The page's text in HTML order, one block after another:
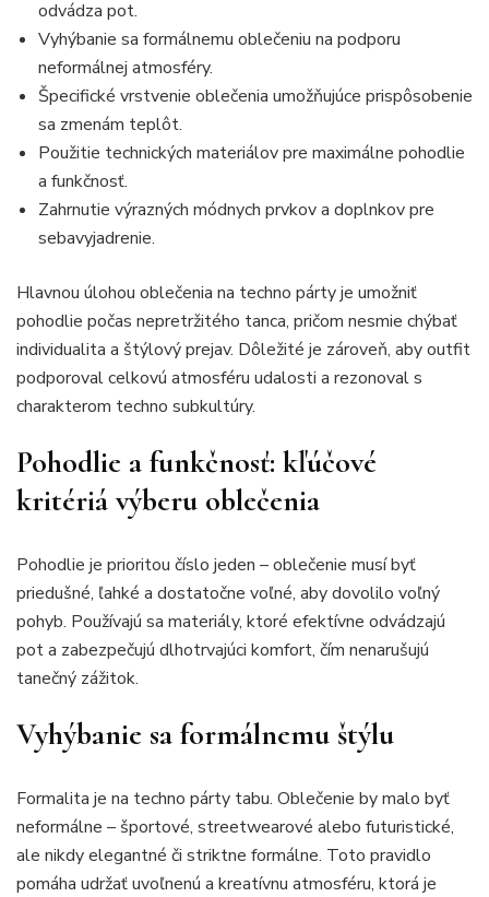
odvádza pot.
Vyhýbanie sa formálnemu oblečeniu na podporu
neformálnej atmosféry.
Špecifické vrstvenie oblečenia umožňujúce prispôsobenie
sa zmenám teplôt.
Použitie technických materiálov pre maximálne pohodlie
a funkčnosť.
Zahrnutie výrazných módnych prvkov a doplnkov pre
sebavyjadrenie.
Hlavnou úlohou oblečenia na techno párty je umožniť
pohodlie počas nepretržitého tanca, pričom nesmie chýbať
individualita a štýlový prejav. Dôležité je zároveň, aby outfit
podporoval celkovú atmosféru udalosti a rezonoval s
charakterom techno subkultúry.
Pohodlie a funkčnosť: kľúčové
kritériá výberu oblečenia
Pohodlie je prioritou číslo jeden – oblečenie musí byť
priedušné, ľahké a dostatočne voľné, aby dovolilo voľný
pohyb. Používajú sa materiály, ktoré efektívne odvádzajú
pot a zabezpečujú dlhotrvajúci komfort, čím nenarušujú
tanečný zážitok.
Vyhýbanie sa formálnemu štýlu
Formalita je na techno párty tabu. Oblečenie by malo byť
neformálne – športové, streetwearové alebo futuristické,
ale nikdy elegantné či striktne formálne. Toto pravidlo
pomáha udržať uvoľnenú a kreatívnu atmosféru, ktorá je